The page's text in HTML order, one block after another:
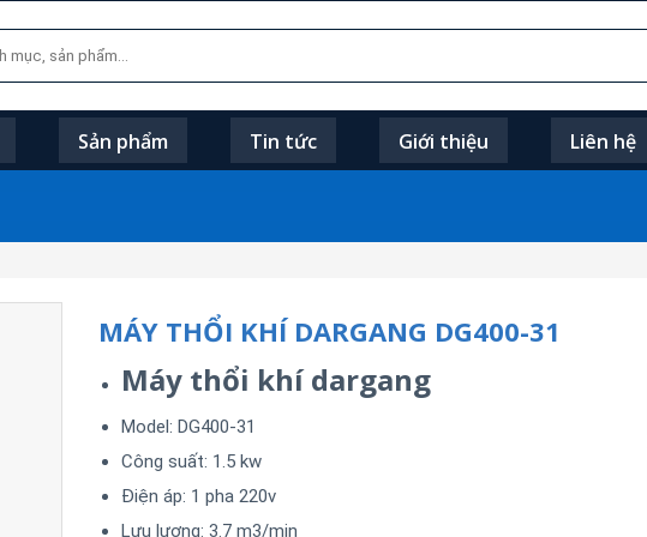
Sản phẩm Tin tức Giới thiệu Liên hệ
MÁY THỔI KHÍ DARGANG DG400-31
Máy thổi khí dargang
Model: DG400-31
Công suất: 1.5 kw
Điện áp: 1 pha 220v
Lưu lượng: 3.7 m3/min